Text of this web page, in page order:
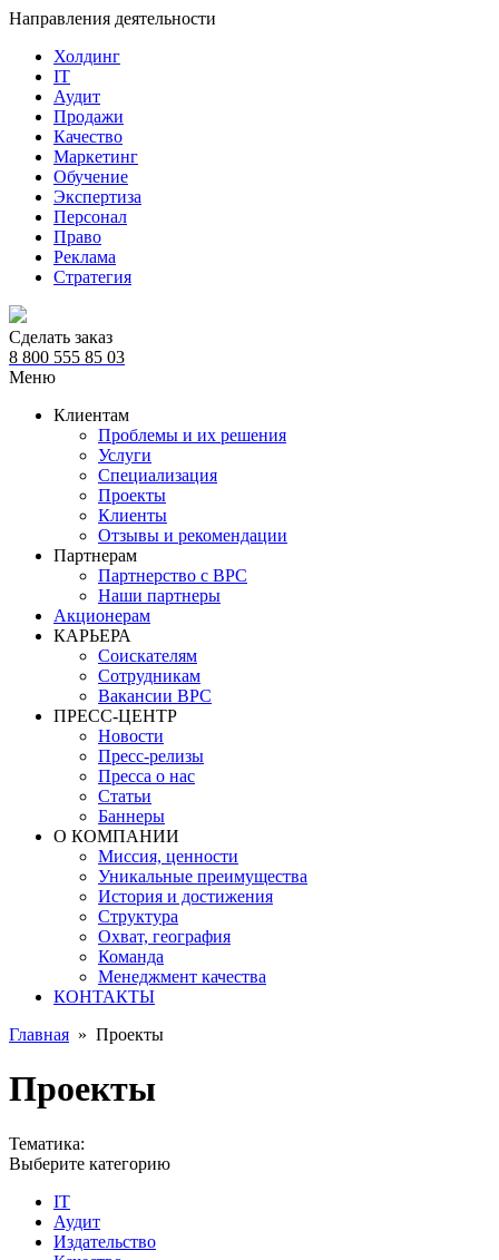
Направления деятельности
Холдинг
IT
Аудит
Продажи
Качество
Маркетинг
Обучение
Экспертиза
Персонал
Право
Реклама
Стратегия
Сделать заказ
8 800 555 85 03
Меню
Клиентам
Проблемы и их решения
Услуги
Специализация
Проекты
Клиенты
Отзывы и рекомендации
Партнерам
Партнерство с BPC
Наши партнеры
Акционерам
КАРЬЕРА
Соискателям
Сотрудникам
Вакансии BPC
ПРЕСС-ЦЕНТР
Новости
Пресс-релизы
Пресса о нас
Статьи
Баннеры
О КОМПАНИИ
Миссия, ценности
Уникальные преимущества
История и достижения
Структура
Охват, география
Команда
Менеджмент качества
КОНТАКТЫ
Главная » Проекты
Проекты
Тематика:
Выберите категорию
IT
Аудит
Издательство